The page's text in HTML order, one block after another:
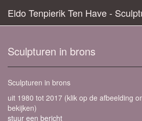
Sculpturen in brons
Sculpturen in brons
uit 1980 tot 2017 (klik op de afbeelding
bekijken)
stuur een bericht